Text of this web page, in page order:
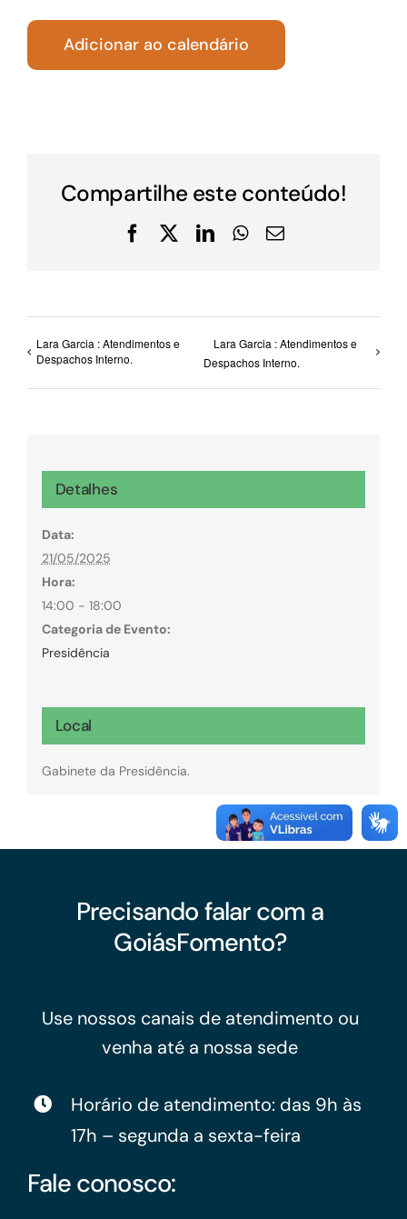
Adicionar ao calendário
Compartilhe este conteúdo!
Facebook
X LinkedInWhatsApp
E-
Lara Garcia : Atendimentos e
Despachos Interno.
Lara Garcia : Atendimentos e
Despachos Interno.
Detalhes
Data:
21/05/2025
Hora:
14:00 - 18:00
Categoria de Evento:
Presidência
Local
Gabinete da Presidência.
Precisando falar com a
GoiásFomento?
Use nossos canais de atendimento ou
venha até a nossa sede
Horário de atendimento: das 9h às
17h – segunda a sexta-feira
Fale conosco: